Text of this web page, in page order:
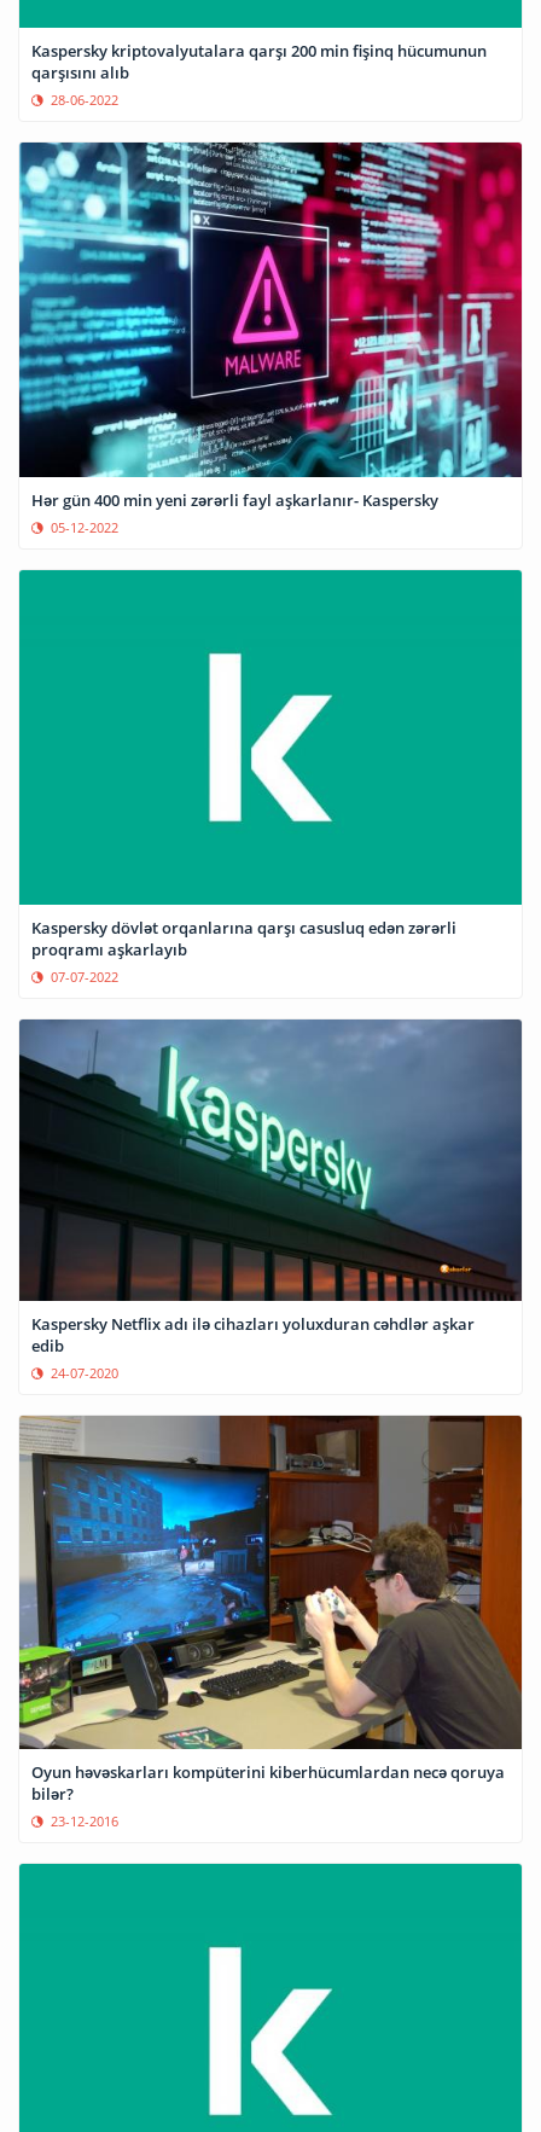
Kaspersky kriptovalyutalara qarşı 200 min fişinq hücumunun
qarşısını alıb
28-06-2022
Hər gün 400 min yeni zərərli fayl aşkarlanır- Kaspersky
05-12-2022
Kaspersky dövlət orqanlarına qarşı casusluq edən zərərli
proqramı aşkarlayıb
07-07-2022
Kaspersky Netflix adı ilə cihazları yoluxduran cəhdlər aşkar
edib
24-07-2020
Oyun həvəskarları kompüterini kiberhücumlardan necə qoruya
bilər?
23-12-2016